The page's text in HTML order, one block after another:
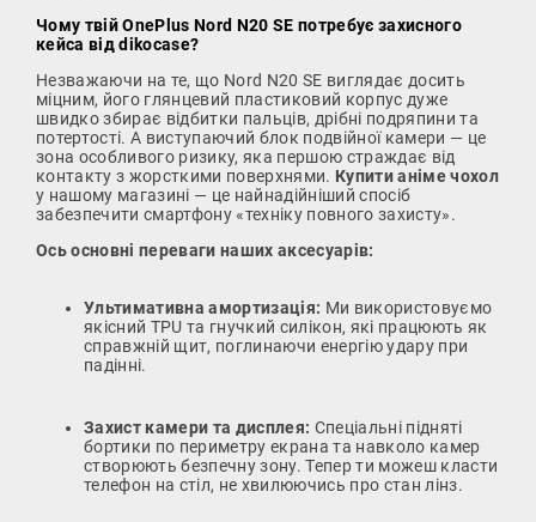
Чому твій OnePlus Nord N20 SE потребує захисного
кейса від dikocase?
Незважаючи на те, що Nord N20 SE виглядає досить
міцним, його глянцевий пластиковий корпус дуже
швидко збирає відбитки пальців, дрібні подряпини та
потертості. А виступаючий блок подвійної камери — це
зона особливого ризику, яка першою страждає від
контакту з жорсткими поверхнями. Купити аніме чохол
у нашому магазині — це найнадійніший спосіб
забезпечити смартфону «техніку повного захисту».
Ось основні переваги наших аксесуарів:
Ультимативна амортизація: Ми використовуємо
якісний TPU та гнучкий силікон, які працюють як
справжній щит, поглинаючи енергію удару при
падінні.
Захист камери та дисплея: Спеціальні підняті
бортики по периметру екрана та навколо камер
створюють безпечну зону. Тепер ти можеш класти
телефон на стіл, не хвилюючись про стан лінз.